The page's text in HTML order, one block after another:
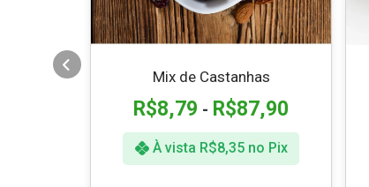
Mix de Castanhas
R$8,79 - R$87,90
À vista R$8,35 no Pix